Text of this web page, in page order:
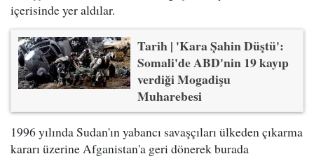
içerisinde yer aldılar.
Tarih | 'Kara Şahin Düştü':
Somali'de ABD'nin 19 kayıp
verdiği Mogadişu
Muharebesi
1996 yılında Sudan'ın yabancı savaşçıları ülkeden çıkarma
kararı üzerine Afganistan'a geri dönerek burada